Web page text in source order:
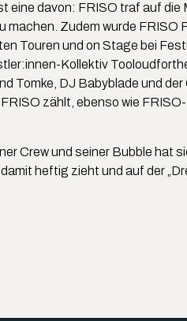
davon: FRISO traf auf die
machen. Zudem wurde
Touren und on Stage bei
Kollektiv
Tomke, DJ Babyblade und
zählt, ebenso wie
Crew und seiner Bubble hat
heftig zieht und auf der